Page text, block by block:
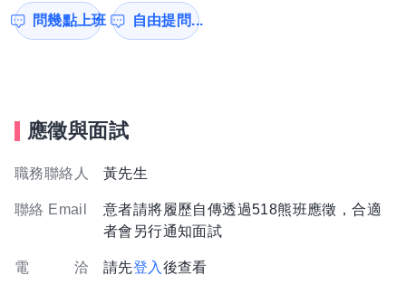
問幾點上班 自由提問...
應徵與面試
職務聯絡人 黃先生
聯絡 Email
意者請將履歷自傳透過518熊班應徵，合適
者會另行通知面試
電 洽 請先登入 後查看